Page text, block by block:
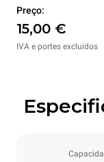
Preço:
15,00 €
IVA e portes excluídos